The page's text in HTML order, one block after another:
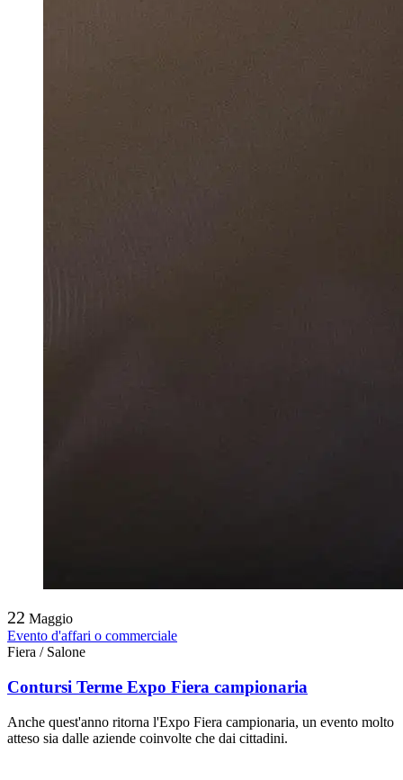
22 Maggio
Evento d'affari o commerciale
Fiera / Salone
Contursi Terme Expo Fiera campionaria
Anche quest'anno ritorna l'Expo Fiera campionaria, un evento molto
atteso sia dalle aziende coinvolte che dai cittadini.